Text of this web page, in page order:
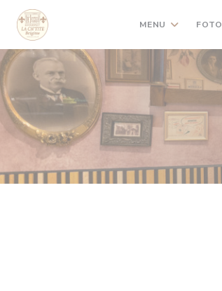
Personalizzazione delle tue scelte sui cookie
MENU FOTO